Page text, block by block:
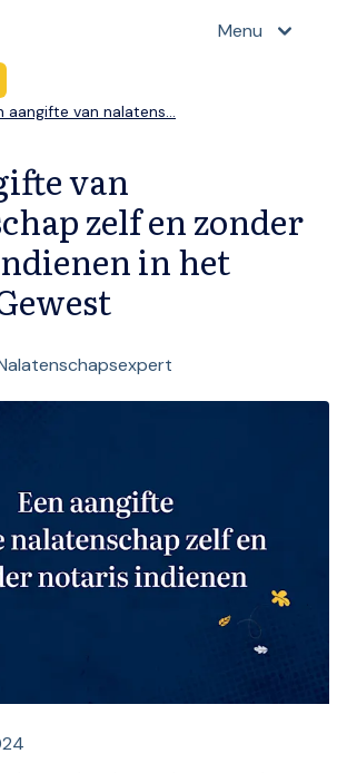
Menu
aangifte van nalatens…
van
zelf en zonder
in het